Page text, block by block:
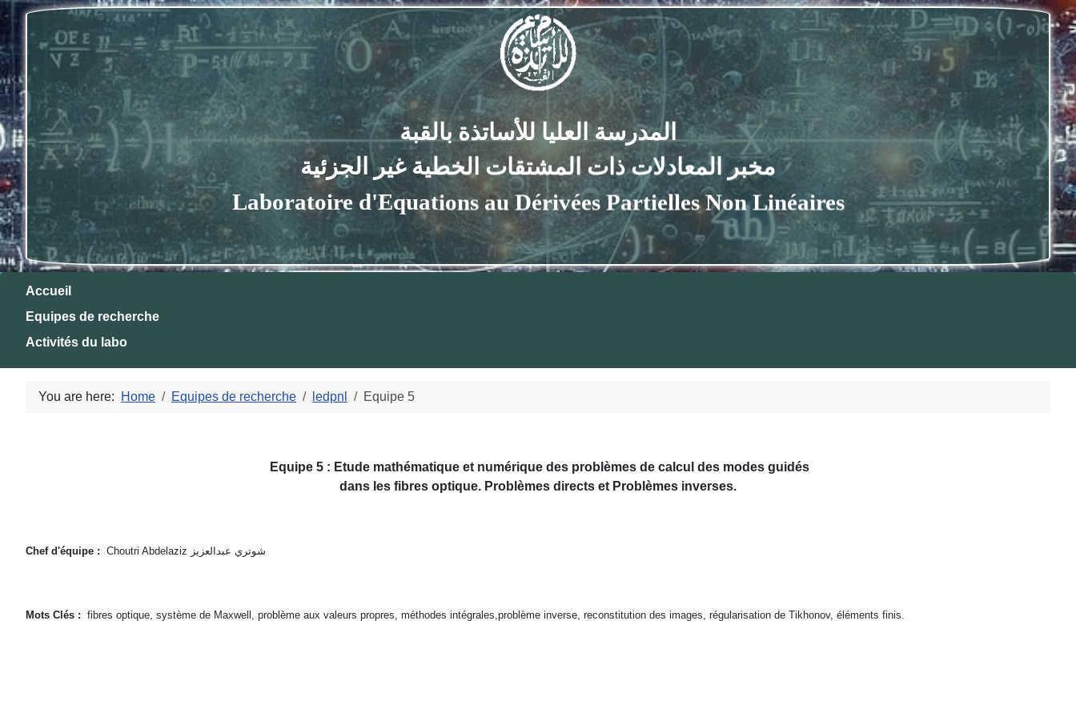
المدرسة العليا للأساتذة بالقبة
مخبر المعادلات ذات المشتقات الخطية غير الجزئية
Laboratoire d'Equations au Dérivées Partielles Non Linéaires
Accueil
Equipes de recherche
Activités du labo
You are here: Home Equipes de recherche ledpnl Equipe 5
Equipe 5 : Etude mathématique et numérique des problèmes de calcul des modes guidés
dans les fibres optique. Problèmes directs et Problèmes inverses.
Chef d'équipe : Choutri Abdelaziz شوتري عبدالعزيز
Mots Clés : fibres optique, système de Maxwell, problème aux valeurs propres, méthodes intégrales,problème inverse, reconstitution des images, régularisation de Tikhonov, éléments finis.